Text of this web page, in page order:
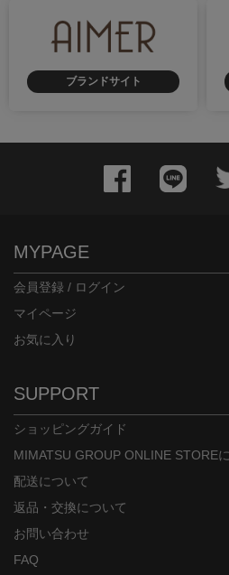
ブランドサイト
MYPAGE
会員登録 / ログイン
マイページ
お気に入り
SUPPORT
ショッピングガイド
MIMATSU GROUP ONLINE STORE
配送について
返品・交換について
お問い合わせ
FAQ